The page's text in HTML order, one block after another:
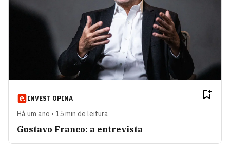
INVEST OPINA
Há um ano • 15 min de leitura
Gustavo Franco: a entrevista